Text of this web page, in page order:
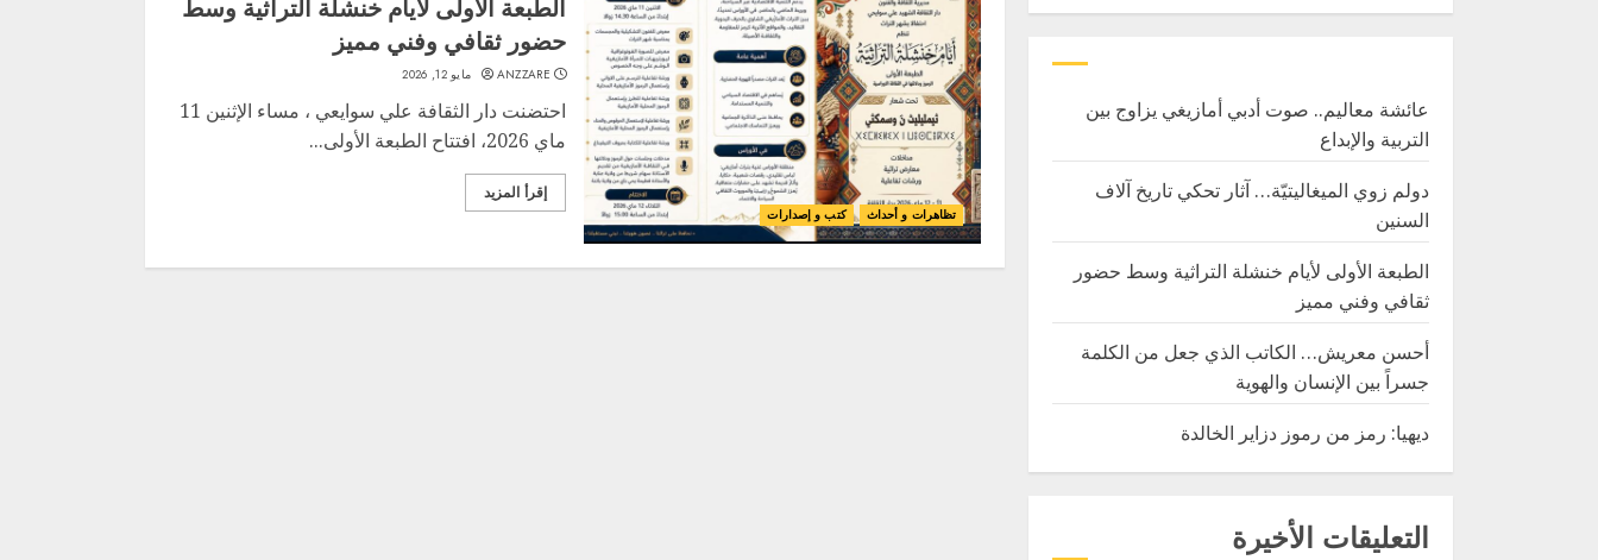
تظاهرات و أحداث كتب و إصدارات
الطبعة الأولى لأيام خنشلة التراثية وسط
حضور ثقافي وفني مميز
ANZZARE مايو 12, 2026
احتضنت دار الثقافة علي سوايعي ، مساء الإثنين 11
ماي 2026، افتتاح الطبعة الأولى...
إقرأ المزيد
عائشة معاليم.. صوت أدبي أمازيغي يزاوج بين
التربية والإبداع
دولم زوي الميغاليتيّة… آثار تحكي تاريخ آلاف
السنين
الطبعة الأولى لأيام خنشلة التراثية وسط حضور
ثقافي وفني مميز
أحسن معريش… الكاتب الذي جعل من الكلمة
جسراً بين الإنسان والهوية
ديهيا: رمز من رموز دزاير الخالدة
التعليقات الأخيرة